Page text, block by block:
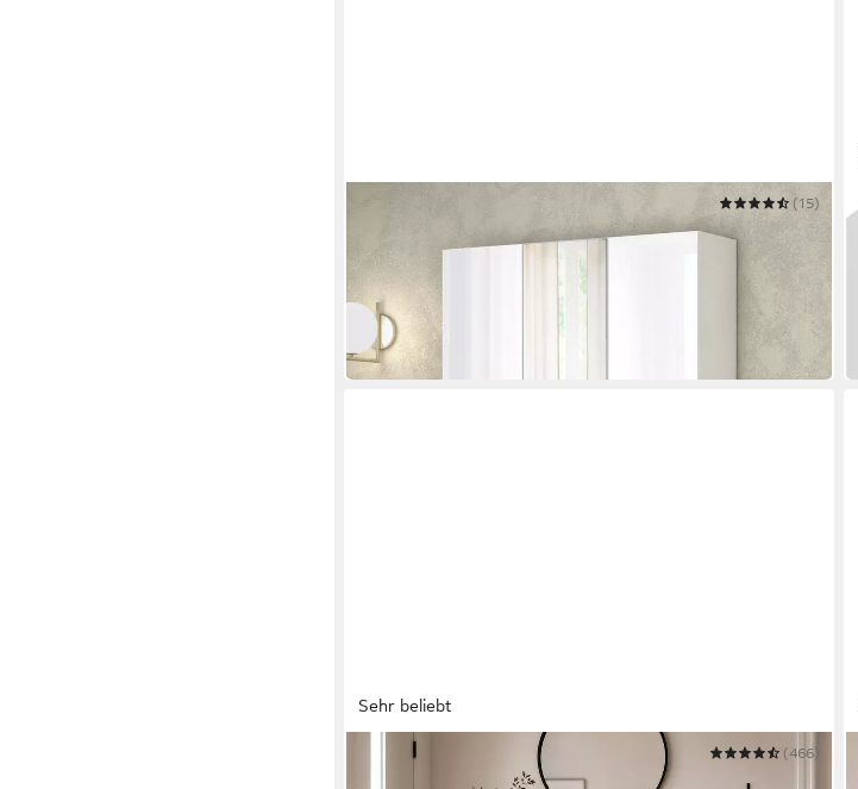
HOME AFFAIRE
Schuhschrank
Mister,Schuhkommode,Schuhmöbel,Schuhablage,Schuhregal
120 x 200 x 34 cm
(15)
449,99 €
-36%
in 1-2 Werktagen bei dir
Sehr beliebt
HOME AFFAIRE
Schuhschrank MISTER- Schuhregal, Made in Italy, 12
(466)